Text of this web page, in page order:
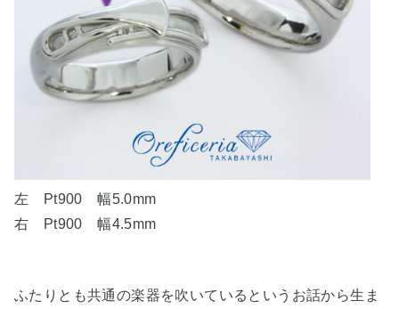
左 Pt900 幅5.0mm
右 Pt900 幅4.5mm
ふたりとも共通の楽器を吹いているというお話から生ま